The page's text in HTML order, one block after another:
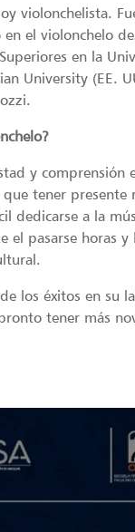
violonchelista.
el violonchelo
en la
University (EE.
y comprensión
tener presente
dedicarse a la
pasarse horas y
los éxitos en su
tener más